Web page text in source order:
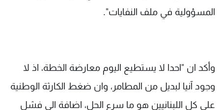
المسؤولية في ملف النفايات".
وأكد ان "احدا لا يستطيع اليوم معارضة الخطة، اذ لا
وجود آنيا لبديل من المطامر، وان ضغط الكارثة الوطنية
على كل اللبنانيين هو ما سرع الحل، اضافة الى فشل